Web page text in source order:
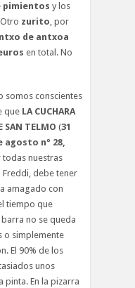
pimientos y los
zurito, por
de antxoa
en total. No
somos conscientes
que LA CUCHARA
SAN TELMO (31
agosto nº 28,
todas nuestras
Freddi, debe tener
amagado con
tiempo que
no se queda
o simplemente
El 90% de los
unos
pinta. En la pizarra